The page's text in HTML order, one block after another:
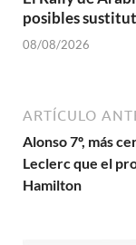
posibles
08/08/2026
ARTÍCULO
Alonso 7º, más
Leclerc que el
Hamilton